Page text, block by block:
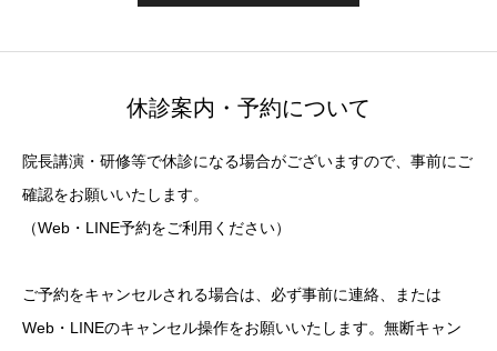
休診案内・予約について
院長講演・研修等で休診になる場合がございますので、事前にご
確認をお願いいたします。
（Web・LINE予約をご利用ください）
ご予約をキャンセルされる場合は、必ず事前に連絡、または
Web・LINEのキャンセル操作をお願いいたします。無断キャン